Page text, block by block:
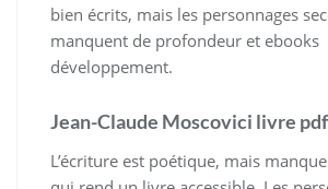
bien écrits, mais les personnages
manquent de profondeur et ebooks
développement.
Jean-Claude Moscovici livre pdf
L’écriture est poétique, mais